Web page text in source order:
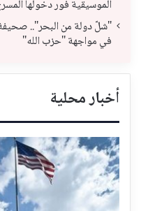
الموسيقية فور دخولها
"شلّ دولة من البحر"..
في مواجهة "حزب الله"
أخبار محلية